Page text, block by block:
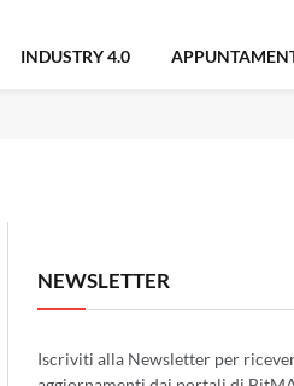
INDUSTRY 4.0
NEWSLETTER
Iscriviti alla Newsletter per